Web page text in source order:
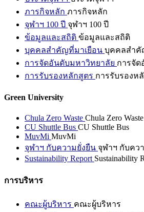
ภารกิจหลัก ภารกิจหลัก
จุฬาฯ 100 ปี จุฬาฯ 100 ปี
ข้อมูลและสถิติ ข้อมูลและสถิติ
บุคคลสำคัญที่มาเยือน บุคคลสำคั
การจัดอันดับมหาวิทยาลัย การจัด
การรับรองหลักสูตร การรับรองห
Green University
Chula Zero Waste Chula Zero Waste
CU Shuttle Bus CU Shuttle Bus
MuvMi MuvMi
จุฬาฯ กับความยั่งยืน จุฬาฯ กับคว
Sustainability Report Sustainability
การบริหาร
คณะผู้บริหาร คณะผู้บริหาร